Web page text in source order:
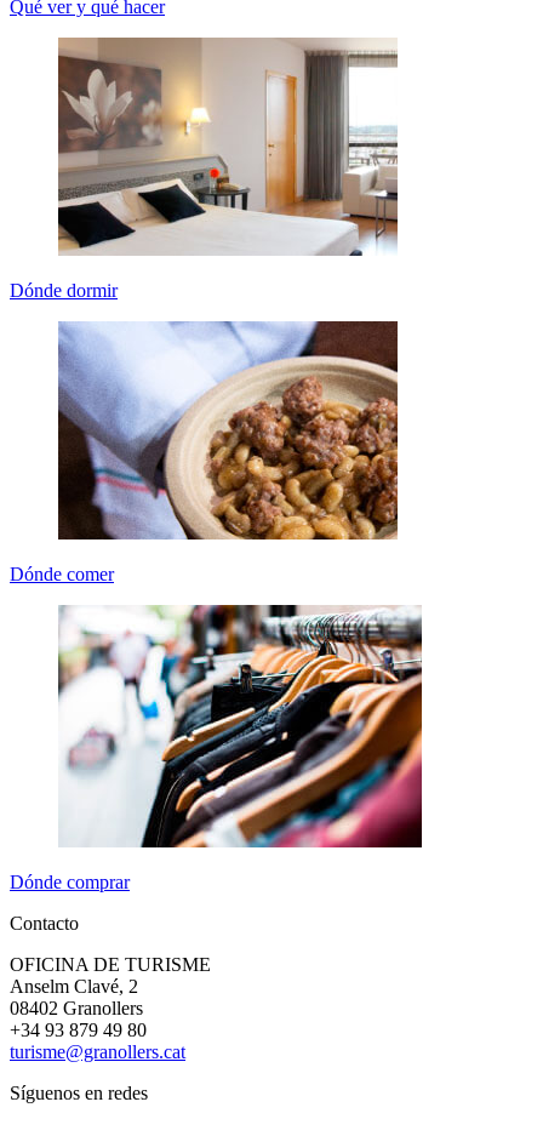
Qué ver y qué hacer
Dónde dormir
Dónde comer
Dónde comprar
Contacto
OFICINA DE TURISME
Anselm Clavé, 2
08402 Granollers
+34 93 879 49 80
turisme@granollers.cat
Síguenos en redes